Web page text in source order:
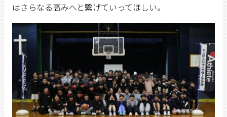
はさらなる高みへと繋げていってほしい。